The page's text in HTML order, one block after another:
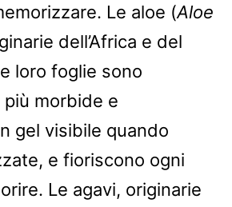
Le aloe (Aloe
dell’Africa e del
loro foglie sono
morbide e
gel visibile quando
e fioriscono ogni
Le agavi, originarie